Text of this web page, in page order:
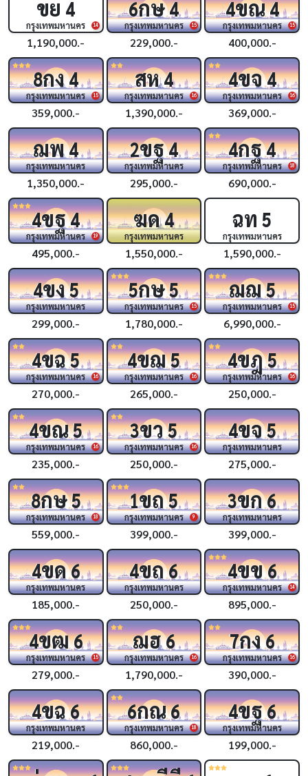
14
ขย 4
กรุงเทพมหานคร
1,190,000.-
15
6กษ4
กรุงเทพมหานคร
229,000.-
15
4ขณ4
กรุงเทพมหานคร
400,000.-
15
8กง4
กรุงเทพมหานคร
359,000.-
16
สห4
กรุงเทพมหานคร
1,390,000.-
16
4ขจ4
กรุงเทพมหานคร
369,000.-
ฌพ4
กรุงเทพมหานคร
1,350,000.-
2ขฐ4
กรุงเทพมหานคร
295,000.-
18
4กฐ4
กรุงเทพมหานคร
690,000.-
19
4ขฐ4
กรุงเทพมหานคร
495,000.-
ฆด4
กรุงเทพมหานคร
1,550,000.-
ฉท 5
กรุงเทพมหานคร
1,590,000.-
4ขง5
กรุงเทพมหานคร
299,000.-
15
5กษ5
กรุงเทพมหานคร
1,780,000.-
15
ฌฌ5
กรุงเทพมหานคร
6,990,000.-
16
4ขฉ5
กรุงเทพมหานคร
270,000.-
16
4ขฌ5
กรุงเทพมหานคร
265,000.-
16
4ขฎ5
กรุงเทพมหานคร
250,000.-
16
4ขณ5
กรุงเทพมหานคร
235,000.-
16
3ขว5
กรุงเทพมหานคร
250,000.-
4ขจ5
กรุงเทพมหานคร
275,000.-
18
8กษ5
กรุงเทพมหานคร
559,000.-
9
1ขถ5
กรุงเทพมหานคร
399,000.-
3ขก6
กรุงเทพมหานคร
399,000.-
4ขด6
กรุงเทพมหานคร
185,000.-
4ขถ6
กรุงเทพมหานคร
250,000.-
14
4ขข6
กรุงเทพมหานคร
895,000.-
15
4ขฒ6
กรุงเทพมหานคร
279,000.-
16
ฌฮ6
กรุงเทพมหานคร
1,790,000.-
16
7กง6
กรุงเทพมหานคร
390,000.-
4ขฉ6
กรุงเทพมหานคร
219,000.-
18
6กณ6
กรุงเทพมหานคร
860,000.-
4ขฐ6
กรุงเทพมหานคร
199,000.-